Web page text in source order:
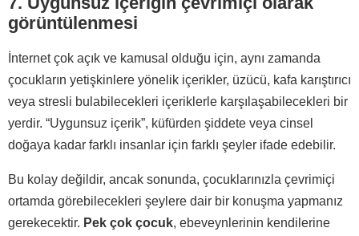
görüntülenmesi
İnternet çok açık ve kamusal olduğu için, aynı zamanda
çocukların yetişkinlere yönelik içerikler, üzücü, kafa karıştırıcı
veya stresli bulabilecekleri içeriklerle karşılaşabilecekleri bir
yerdir. “Uygunsuz içerik”, küfürden şiddete veya cinsel
doğaya kadar farklı insanlar için farklı şeyler ifade edebilir.
Bu kolay değildir, ancak sonunda, çocuklarınızla çevrimiçi
ortamda görebilecekleri şeylere dair bir konuşma yapmanız
gerekecektir. Pek çok çocuk, ebeveynlerinin kendilerine